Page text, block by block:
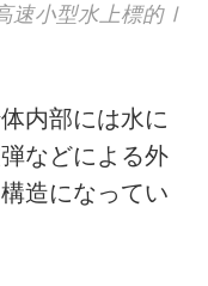
速小型水上標的Ⅰ
内部には水に
などによる外
造になってい